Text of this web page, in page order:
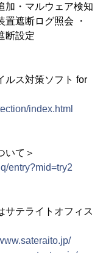
加・マルウェア検知
置遮断ログ照会 ・
断設定
ルス対策ソフト for
index.html
いて＞
entry?mid=try2
サテライトオフィス